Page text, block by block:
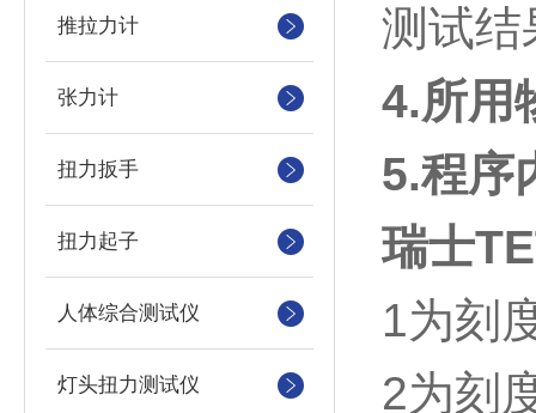
推拉力计
张力计
扭力扳手
扭力起子
人体综合测试仪
灯头扭力测试仪
测试结
4.所用
5.程序
瑞士
1为刻
2为刻